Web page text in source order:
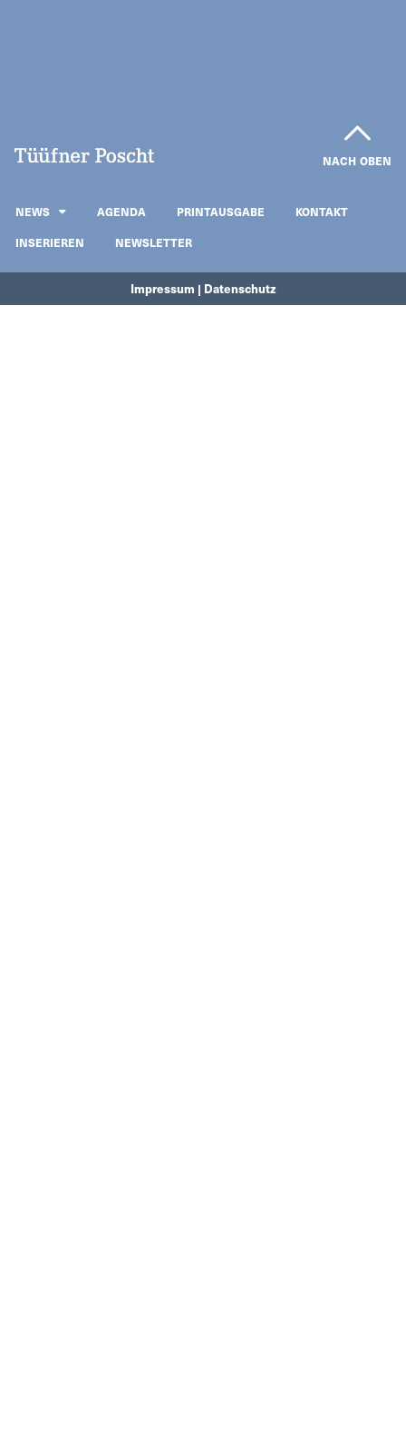
NACH OBEN
NEWS AGENDA PRINTAUSGABE
KONTAKT
INSERIEREN
NEWSLETTER
Impressum | Datenschutz